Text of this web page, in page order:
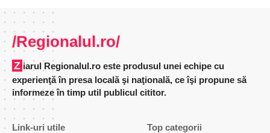
/Regionalul.ro/
Ziarul Regionalul.ro este produsul unei echipe cu
experienţă în presa locală şi naţională, ce îşi propune să
informeze în timp util publicul cititor.
Link-uri utile Top categorii